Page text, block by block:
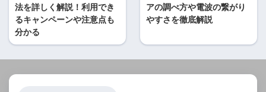
法を詳しく解説！利用でき
るキャンペーンや注意点も
分かる
アの調べ方や電波の繋がり
やすさを徹底解説